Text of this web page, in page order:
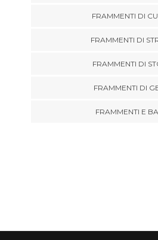
FRAMMENTI DI
FRAMMENTI DI
FRAMMENTI DI
FRAMMENTI DI
FRAMMENTI E